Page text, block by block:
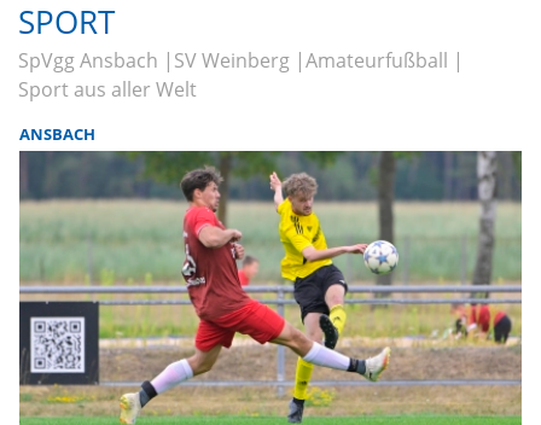
SPORT
SpVgg Ansbach SV Weinberg Amateurfußball
Sport aus aller Welt
ANSBACH